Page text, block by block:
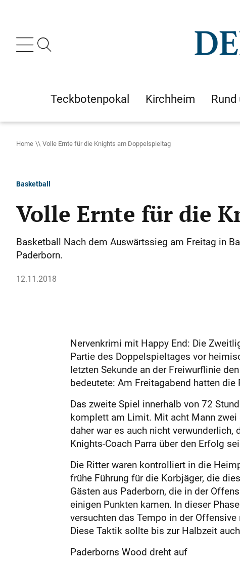
Teckbotenpokal Kirchheim
Home Volle Ernte für die Knights am Doppelspieltag
Basketball
Volle Ernte für die
Basketball Nach dem Auswärtssieg am Freitag in
Paderborn.
12.11.2018
Nervenkrimi mit Happy End: Die
Partie des Doppelspieltages vor
letzten Sekunde an der Freiwurflinie
bedeutete: Am Freitagabend hatten
Das zweite Spiel innerhalb von 72
komplett am Limit. Mit acht Mann zwei
daher war es auch nicht verwunderlich,
Knights-Coach Parra über den Erfolg
Die Ritter waren kontrolliert in die
frühe Führung für die Korbjäger, die
Gästen aus Paderborn, die in der
einigen Punkten kamen. In dieser
versuchten das Tempo in der
Diese Taktik sollte bis zur Halbzeit
Paderborns Wood dreht auf